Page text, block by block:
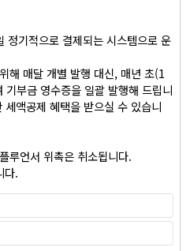
기적으로 결제되는 시스템으로 운
해 매달 개별 발행 대신, 매년 초(1
부금 영수증을 일괄 발행해 드립니
액공제 혜택을 받으실 수 있습니
루언서 위촉은 취소됩니다.
다.